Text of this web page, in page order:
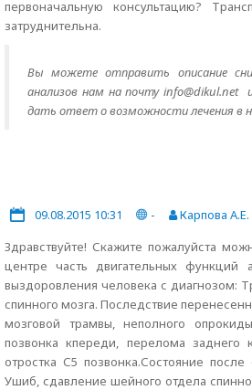
первоначальную консультацию?
затруднительна.
Вы можете отправить описание
анализов нам на почту
дать ответ о возможности лечения в
09.08.2015 10:31 -
Карпова А.Е.
Здравствуйте! Скажите пожалуйста
центре часть двигательных
выздоровления человека с диагнозом:
спинного мозга. Последствие
мозговой трамвы, неполного
позвонка кпереди, перелома заднего
отростка С5 позвонка.Состояние после
Ушиб, сдавление шейного отдела